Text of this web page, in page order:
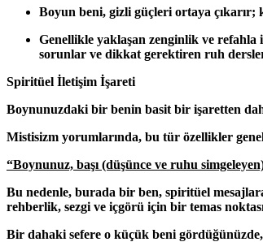
Boyun beni, gizli güçleri ortaya çıkarır;
Genellikle yaklaşan zenginlik ve
sorunlar ve dikkat gerektiren ruh
Spiritüel İletişim İşareti
Boynunuzdaki bir benin basit bir işaretten
Mistisizm yorumlarında, bu tür özellikler
“Boynunuz, başı (düşünce ve ruhu
Bu nedenle, burada bir ben, spiritüel
rehberlik, sezgi ve içgörü için bir temas
Bir dahaki sefere o küçük beni